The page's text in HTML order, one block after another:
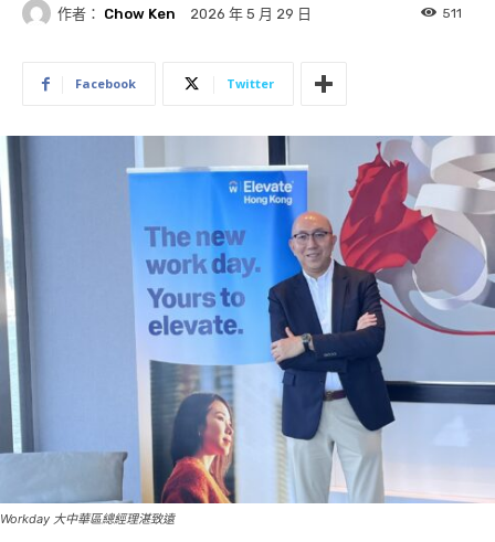
作者： Chow Ken 2026 年 5 月 29 日 511
Facebook Twitter
Workday 大中華區總經理湛致遠